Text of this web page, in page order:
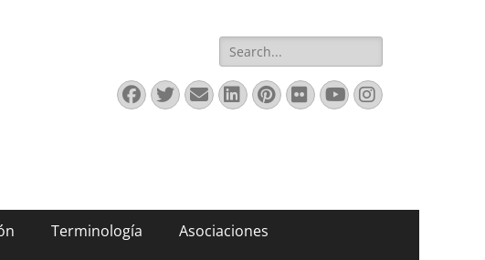
Buscar:
Facebook
Twitter
Correo
electrónico
LinkedIn
Pinterest
FlickrYouTube
Instagram
Terminología Asociaciones